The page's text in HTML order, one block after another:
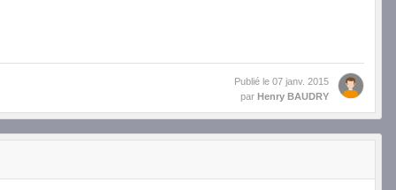
Publié le 07 janv. 2015
par Henry BAUDRY